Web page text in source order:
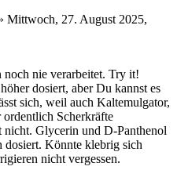
Mittwoch, 27. August 2025,
noch nie verarbeitet. Try it!
dosiert, aber Du kannst es
sich, weil auch Kaltemulgator,
Scherkräfte
Glycerin und D‐Panthenol
dosiert. Könnte klebrig sich
nicht vergessen.